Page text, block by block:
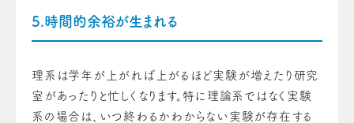
5.時間的余裕が生まれる
理系は学年が上がれば上がるほど実験が増えたり研究
室があったりと忙しくなります。特に理論系ではなく実験
系の場合は、いつ終わるかわからない実験が存在する